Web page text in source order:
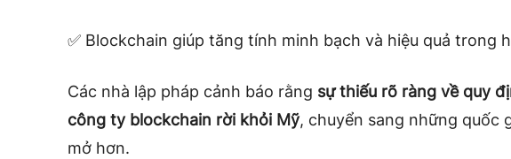
✅ Blockchain giúp tăng tính minh bạch và hiệu quả trong
Các nhà lập pháp cảnh báo rằng sự thiếu rõ ràng về quy
công ty blockchain rời khỏi Mỹ, chuyển sang những quốc
mở hơn.